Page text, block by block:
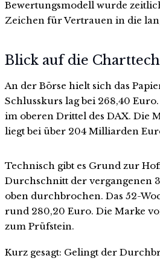
Bewertungsmodell wurde
Zeichen für Vertrauen in die
Blick auf die
An der Börse hielt sich das
Schlusskurs lag bei 268,40
im oberen Drittel des DAX. Die
liegt bei über 204 Milliarden
Technisch gibt es Grund zur
Durchschnitt der vergangenen
oben durchbrochen. Das 52-
rund 280,20 Euro. Die Marke
zum Prüfstein.
Kurz gesagt: Gelingt der